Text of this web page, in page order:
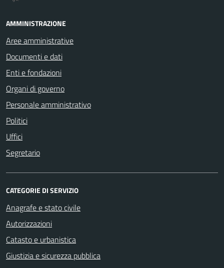
AMMINISTRAZIONE
Aree amministrative
Documenti e dati
Enti e fondazioni
Organi di governo
Personale amministrativo
Politici
Uffici
Segretario
CATEGORIE DI SERVIZIO
Anagrafe e stato civile
Autorizzazioni
Catasto e urbanistica
Giustizia e sicurezza pubblica